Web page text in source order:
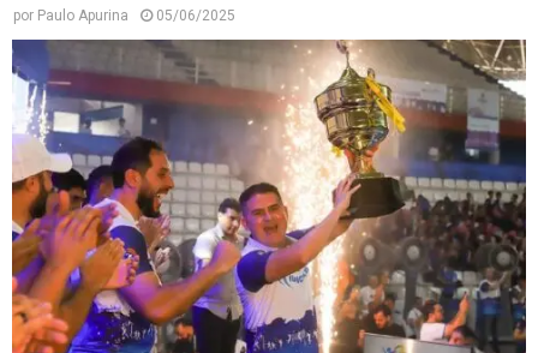
por Paulo Apurina 05/06/2025